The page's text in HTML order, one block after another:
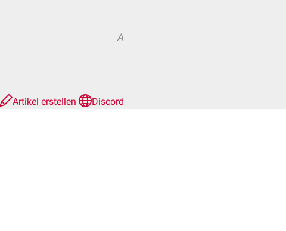
A
Artikel erstellen Discord